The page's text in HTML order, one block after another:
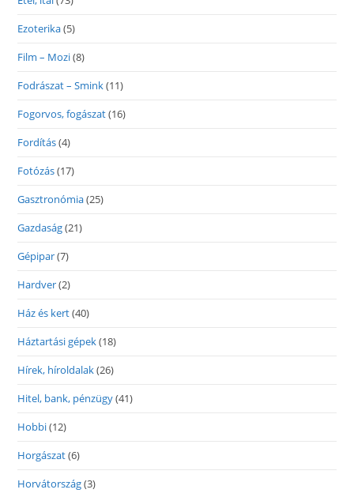
Ezoterika(5)
Film – Mozi(8)
Fodrászat – Smink(11)
Fogorvos, fogászat(16)
Fordítás(4)
Fotózás(17)
Gasztronómia(25)
Gazdaság(21)
Gépipar(7)
Hardver(2)
Ház és kert(40)
Háztartási gépek(18)
Hírek, híroldalak(26)
Hitel, bank, pénzügy(41)
Hobbi(12)
Horgászat(6)
Horvátország(3)